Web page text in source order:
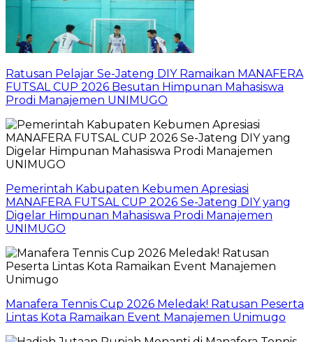
Ratusan Pelajar Se-Jateng DIY Ramaikan MANAFERA
FUTSAL CUP 2026 Besutan Himpunan Mahasiswa
Prodi Manajemen UNIMUGO
Pemerintah Kabupaten Kebumen Apresiasi
MANAFERA FUTSAL CUP 2026 Se-Jateng DIY yang
Digelar Himpunan Mahasiswa Prodi Manajemen
UNIMUGO
Manafera Tennis Cup 2026 Meledak! Ratusan Peserta
Lintas Kota Ramaikan Event Manajemen Unimugo